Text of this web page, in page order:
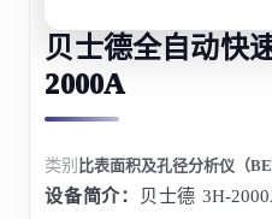
贝士德全自动快
2000A
类别 比表面积及孔径分析仪（
设备简介：
贝士德 3H-